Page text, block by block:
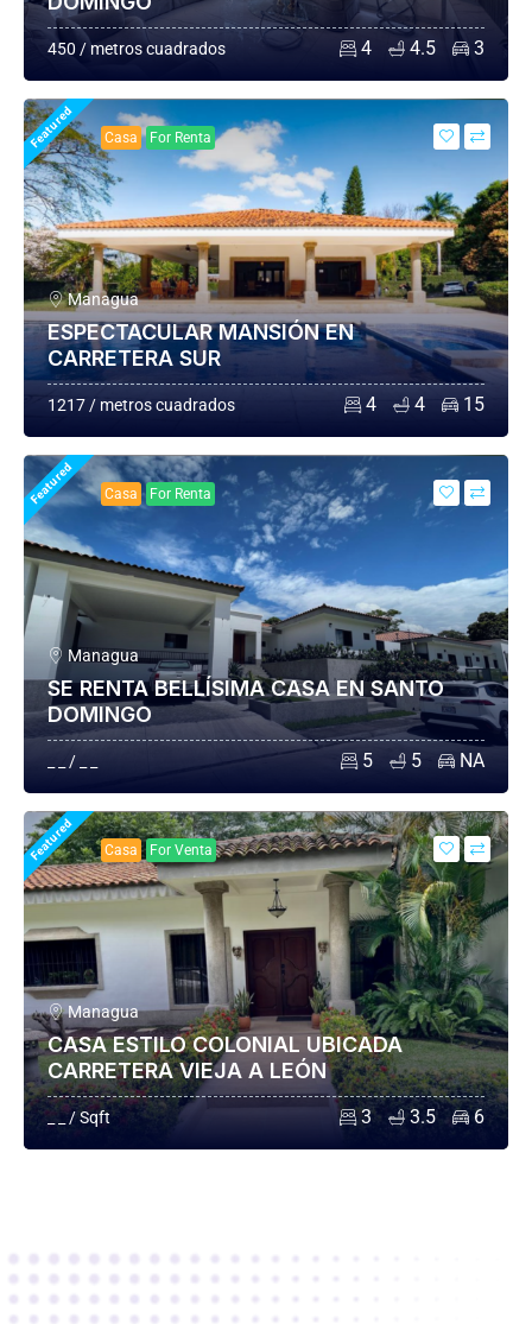
450 / metros cuadrados 4 4.5 3
Featured Casa For Renta
Managua
ESPECTACULAR MANSIÓN EN
CARRETERA SUR
1217 / metros cuadrados 4 4 15
Featured Casa For Renta
Managua
SE RENTA BELLÍSIMA CASA EN SANTO
DOMINGO
_ _ / _ _ 5 5 NA
Featured Casa For Venta
Managua
CASA ESTILO COLONIAL UBICADA
CARRETERA VIEJA A LEÓN
_ _ / Sqft 3 3.5 6